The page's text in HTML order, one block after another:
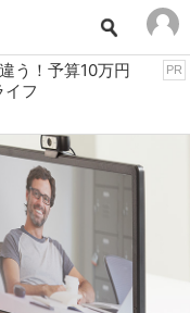
用品
・ホビー
家電
・お菓子
携帯電話
う！予算10万円
フ
PR